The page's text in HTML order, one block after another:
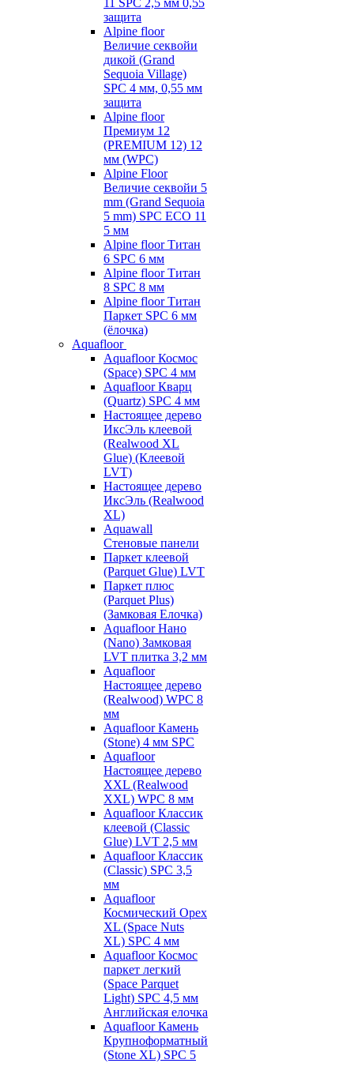
11 SPC 2,5 мм 0,55
защита
Alpine floor
Величие секвойи
дикой (Grand
Sequoia Village)
SPC 4 мм, 0,55 мм
защита
Alpine floor
Премиум 12
(PREMIUM 12) 12
мм (WPC)
Alpine Floor
Величие секвойи 5
mm (Grand Sequoia
5 mm) SPC ECO 11
5 мм
Alpine floor Титан
6 SPC 6 мм
Alpine floor Титан
8 SPC 8 мм
Alpine floor Титан
Паркет SPC 6 мм
(ёлочка)
Aquafloor
Aquafloor Космос
(Space) SPC 4 мм
Aquafloor Кварц
(Quartz) SPC 4 мм
Настоящее дерево
ИксЭль клеевой
(Realwood XL
Glue) (Клеевой
LVT)
Настоящее дерево
ИксЭль (Realwood
XL)
Aquawall
Стеновые панели
Паркет клеевой
(Parquet Glue) LVT
Паркет плюс
(Parquet Plus)
(Замковая Елочка)
Aquafloor Нано
(Nano) Замковая
LVT плитка 3,2 мм
Aquafloor
Настоящее дерево
(Realwood) WPC 8
мм
Aquafloor Камень
(Stone) 4 мм SPC
Aquafloor
Настоящее дерево
XXL (Realwood
XXL) WPC 8 мм
Aquafloor Классик
клеевой (Classic
Glue) LVT 2,5 мм
Aquafloor Классик
(Classic) SPC 3,5
мм
Aquafloor
Космический Орех
XL (Space Nuts
XL) SPC 4 мм
Aquafloor Космос
паркет легкий
(Space Parquet
Light) SPC 4,5 мм
Английская елочка
Aquafloor Камень
Крупноформатный
(Stone XL) SPC 5